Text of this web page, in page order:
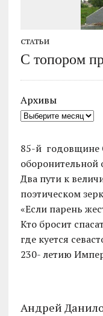
СТАТЬИ
С топором
Архивы
85-й годовщине
оборонительной
Два пути к
поэтическом
«Если парень
Кто бросит
где куется
230- летию
Андрей